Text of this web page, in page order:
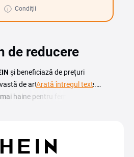
Condiții
de reducere
și beneficiază de prețuri
de articole vestimentare.
haine pentru femei, bărbați și
și inovatoare, în pas cu ultimele
ofertantă de haine și
Arată întregul text